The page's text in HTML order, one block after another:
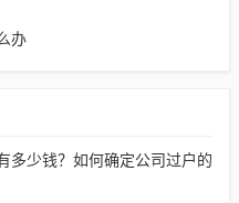
办
多少钱？如何确定公司过户的